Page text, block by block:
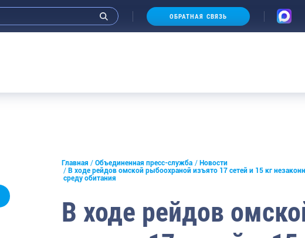
Анонсы
Отраслевые СМИ
Выставки и конференции
Научно-практическая литература
ОБРАТНАЯ СВЯЗЬ
Главная Объединенная пресс-служба
Новости
В ходе рейдов омской рыбоохраной изъято 17 сетей и 15 кг
среду обитания
В ходе рейдов